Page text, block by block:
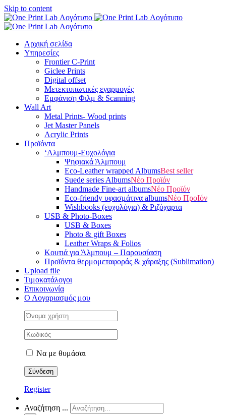
Skip to content
Αρχική σελίδα
Υπηρεσίες
Frontier C-Print
Giclee Prints
Digital offset
Μετεκτυπωτικές εγαρμογές
Εμφάνιση Φιλμ & Scanning
Wall Art
Metal Prints- Wood prints
Jet Master Panels
Acrylic Prints
Προϊόντα
‘Aλμπουμ-Ευχολόγια
Ψηφιακά Άλμπουμ
Eco-Leather wrapped AlbumsBest seller
Suede series AlbumsΝέο Προϊόν
Handmade Fine-art albumsΝέο Προϊόν
Eco-friendy υφασμάτινα albumsΝέο ΠροΙόν
Wishbooks (ευχολόγια) & Ριζόχαρτα
USB & Photo-Boxes
USB & Boxes
Photo & gift Boxes
Leather Wraps & Folios
Κουτιά για Άλμπουμ – Παρουσίαση
Προϊόντα θερμομεταφοράς & χάραξης (Sublimation)
Upload file
Τιμοκατάλογοι
Επικοινωνία
Ο Λογαριασμός μου
Να με θυμάσαι
Register
Αναζήτηση ...